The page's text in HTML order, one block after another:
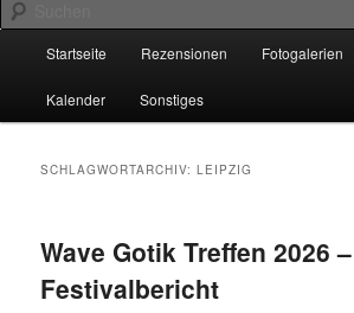
Startseite Rezensionen Fotogalerien
Kalender Sonstiges
SCHLAGWORTARCHIV:LEIPZIG
Wave Gotik Treffen 2026 –
Festivalbericht